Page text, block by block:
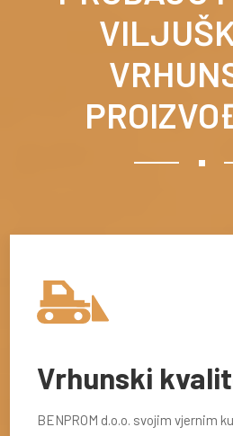
Vrhunski
BENPROM d.o.o. svojim vjernim